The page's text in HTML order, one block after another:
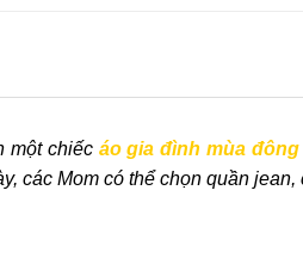
một chiếc áo gia đình mùa đông
các Mom có thể chọn quần